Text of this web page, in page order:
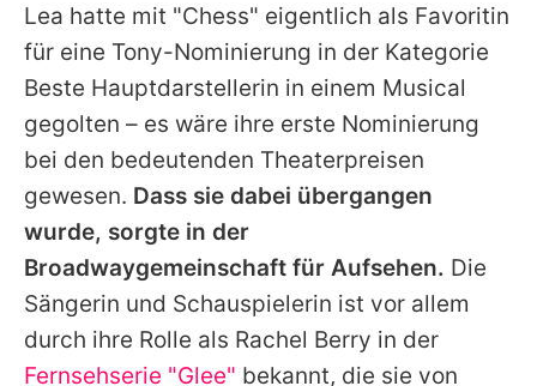
Lea hatte mit "Chess" eigentlich als Favoritin
für eine Tony-Nominierung in der Kategorie
Beste Hauptdarstellerin in einem Musical
gegolten – es wäre ihre erste Nominierung
bei den bedeutenden Theaterpreisen
gewesen. Dass sie dabei übergangen
wurde, sorgte in der
Broadwaygemeinschaft für Aufsehen. Die
Sängerin und Schauspielerin ist vor allem
durch ihre Rolle als Rachel Berry in der
Fernsehserie "Glee" bekannt, die sie von